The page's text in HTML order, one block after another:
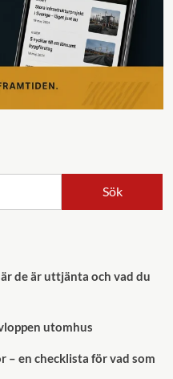
Sök
de är uttjänta och vad du
utomhus
en checklista för vad som